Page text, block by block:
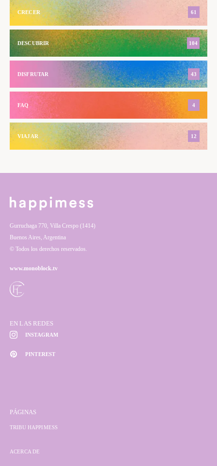
CRECER 61
DESCUBRIR 104
DISFRUTAR 43
FAQ 4
VIAJAR 12
Gurruchaga 770, Villa Crespo (1414)
Buenos Aires, Argentina
© Todos los derechos reservados.
www.monoblock.tv
EN LAS REDES
INSTAGRAM
PINTEREST
PÁGINAS
TRIBU HAPPIMESS
ACERCA DE